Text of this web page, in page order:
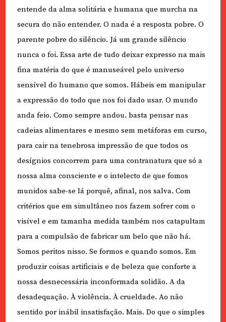
entende da alma solitária e humana que murcha na
secura do não entender. O nada é a resposta pobre. O
parente pobre do silêncio. Já um grande silêncio
nunca o foi. Essa arte de tudo deixar expresso na mais
fina matéria do que é manuseável pelo universo
sensível do humano que somos. Hábeis em manipular
a expressão do todo que nos foi dado usar. O mundo
anda feio. Como sempre andou. basta pensar nas
cadeias alimentares e mesmo sem metáforas em curso,
para cair na tenebrosa impressão de que todos os
desígnios concorrem para uma contranatura que só a
nossa alma consciente e o intelecto de que fomos
munidos sabe-se lá porquê, afinal, nos salva. Com
critérios que em simultâneo nos fazem sofrer com o
visível e em tamanha medida também nos catapultam
para a compulsão de fabricar um belo que não há.
Somos peritos nisso. Se formos e quando somos. Em
produzir coisas artificiais e de beleza que conforte a
nossa desnecessária inconformada solidão. A da
desadequação. À violência. À crueldade. Ao não
sentido por inábil insatisfação. Mais. Do que o simples